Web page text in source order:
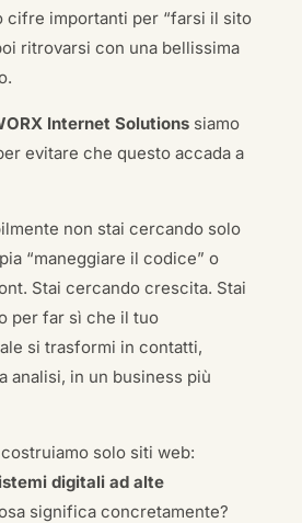
cifre importanti per “farsi il sito
ritrovarsi con una bellissima
Internet Solutionssiamo
evitare che questo accada a
non stai cercando solo
“maneggiare il codice” o
Stai cercando crescita. Stai
per far sì che il tuo
si trasformi in contatti,
analisi, in un business più
costruiamo solo siti web:
digitali ad alte
significa concretamente?